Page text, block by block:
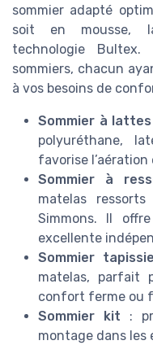
sommier adapté
soit en mousse,
technologie
sommiers, chacun
à vos besoins de
Sommier à lattes
polyuréthane,
favorise
Sommier à
matelas
Simmons. Il
excellente
Sommier
matelas, parfait
confort ferme ou
Sommier kit :
montage dans les